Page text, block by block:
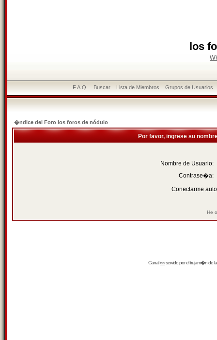
los
F.A.Q. Buscar Lista de Miembros Grupos de Usuarios
�ndice del Foro los foros de nódulo
Por favor, ingrese su
Nombre de Usuario:
Contrase�a:
Conectarme
He
Canalrssservido por eltrujam�nde